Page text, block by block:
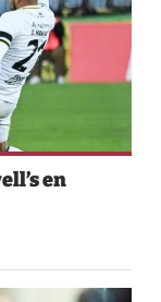
en